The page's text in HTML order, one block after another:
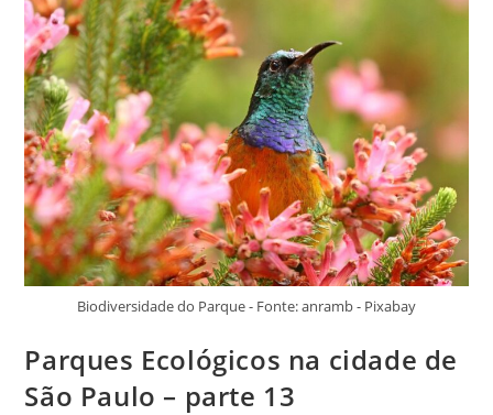
Biodiversidade do Parque - Fonte: anramb - Pixabay
Parques Ecológicos na cidade de
São Paulo – parte 13